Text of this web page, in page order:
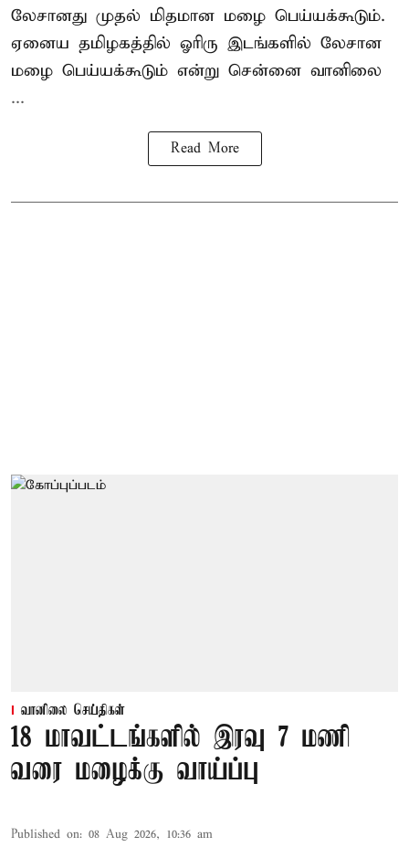
லேசானது முதல் மிதமான மழை பெய்யக்கூடும்.
ஏனைய தமிழகத்தில் ஓரிரு இடங்களில் லேசான
மழை பெய்யக்கூடும் என்று சென்னை வானிலை
...
Read More
வானிலை செய்திகள்
18 மாவட்டங்களில் இரவு 7 மணி
வரை மழைக்கு வாய்ப்பு
Published on: 08 Aug 2026, 10:36 am